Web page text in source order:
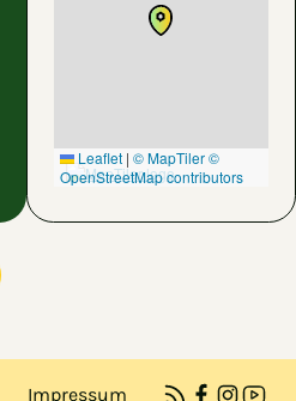
Leaflet | © MapTiler©
OpenStreetMap contributors
Impressum